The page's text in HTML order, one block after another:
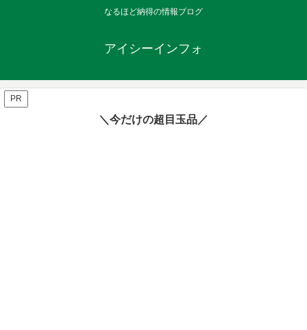
なるほど納得の情報ブログ
アイシーインフォ
PR
＼今だけの超目玉品／